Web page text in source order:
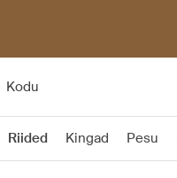
Kodu
Riided Kingad Pesu